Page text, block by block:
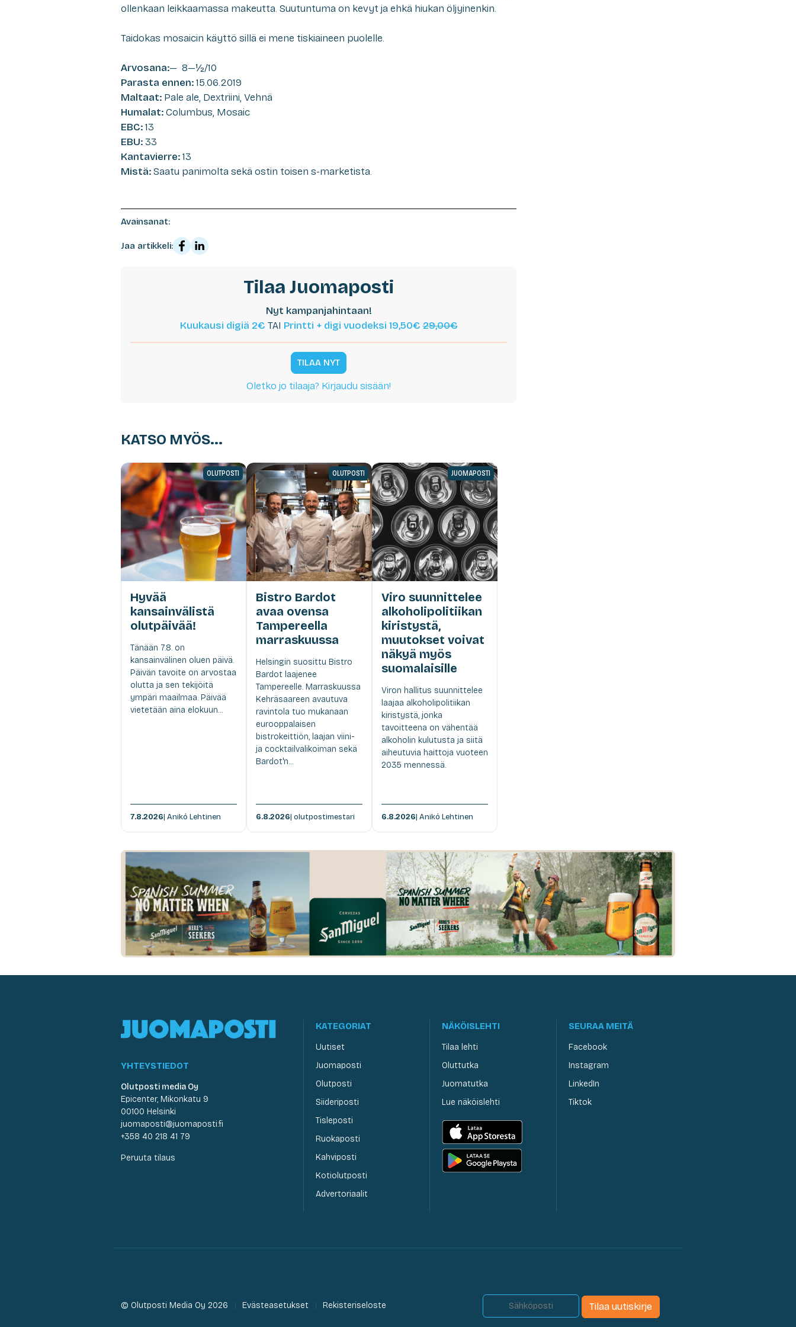
ollenkaan leikkaamassa makeutta. Suutuntuma on kevyt ja ehkä hiukan öljyinenkin.
Taidokas mosaicin käyttö sillä ei mene tiskiaineen puolelle.
Arvosana:— 8—½/10
Parasta ennen:15.06.2019
Maltaat: Pale ale, Dextriini, Vehnä
Humalat:Columbus, Mosaic
EBC:13
EBU: 33
Kantavierre:13
Mistä:Saatu panimolta sekä ostin toisen s-marketista.
Avainsanat:
Jaa artikkeli:
Tilaa Juomaposti
Nyt kampanjahintaan!
Kuukausi digiä 2€ TAI Printti + digi vuodeksi 19,50€29,00€
TILAA NYT
Oletko jo tilaaja? Kirjaudu sisään!
KATSO MYÖS...
OLUTPOSTI
Hyvää
kansainvälistä
olutpäivää!
Tänään 7.8. on
kansainvälinen oluen päivä.
Päivän tavoite on arvostaa
olutta ja sen tekijöitä
ympäri maailmaa. Päivää
vietetään aina elokuun...
7.8.2026| Anikó Lehtinen
OLUTPOSTI
Bistro Bardot
avaa ovensa
Tampereella
marraskuussa
Helsingin suosittu Bistro
Bardot laajenee
Tampereelle. Marraskuussa
Kehräsaareen avautuva
ravintola tuo mukanaan
eurooppalaisen
bistrokeittiön, laajan viini-
ja cocktailvalikoiman sekä
Bardot'n...
6.8.2026| olutpostimestari
JUOMAPOSTI
Viro suunnittelee
alkoholipolitiikan
kiristystä,
muutokset voivat
näkyä myös
suomalaisille
Viron hallitus suunnittelee
laajaa alkoholipolitiikan
kiristystä, jonka
tavoitteena on vähentää
alkoholin kulutusta ja siitä
aiheutuvia haittoja vuoteen
2035 mennessä.
6.8.2026| Anikó Lehtinen
YHTEYSTIEDOT
Olutposti media Oy
Epicenter, Mikonkatu 9
00100 Helsinki
juomaposti@juomaposti.fi
+358 40 218 41 79
Peruuta tilaus
KATEGORIAT
Uutiset
Juomaposti
Olutposti
Siideriposti
Tisleposti
Ruokaposti
Kahviposti
Kotiolutposti
Advertoriaalit
NÄKÖISLEHTI
Tilaa lehti
Oluttutka
Juomatutka
Lue näköislehti
SEURAA MEITÄ
Facebook
Instagram
LinkedIn
Tiktok
© Olutposti Media Oy 2026 Evästeasetukset Rekisteriseloste Tilaa uutiskirje